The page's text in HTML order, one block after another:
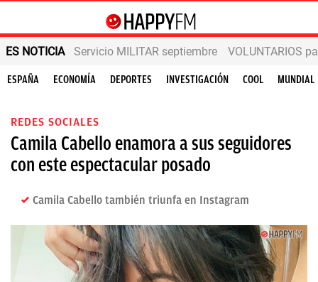
ES NOTICIA Servicio MILITAR septiembre VOLUNTARIOS
ESPAÑA ECONOMÍA DEPORTES INVESTIGACIÓN COOL MUNDIAL
REDES SOCIALES
Camila Cabello enamora a sus seguidores
con este espectacular posado
Camila Cabello también triunfa en Instagram